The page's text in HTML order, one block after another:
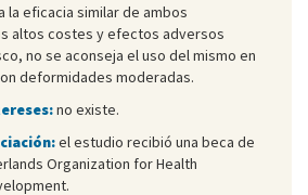
la eficacia similar de ambos
altos costes y efectos adversos
no se aconseja el uso del mismo en
deformidades moderadas.
no existe.
el estudio recibió una beca de
Organization for Health